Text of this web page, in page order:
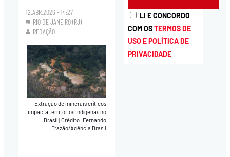
12.ABR.2026 - 14:27
RIO DE JANEIRO (RJ)
REDAÇÃO
Extração de minerais críticos
impacta territórios indígenas no
Brasil|Crédito: Fernando
Frazão/Agência Brasil
LI E CONCORDO
COM OSTERMOS DE
USO E POLÍTICA DE
PRIVACIDADE